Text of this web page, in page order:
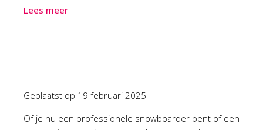
Lees meer
Geplaatst op 19 februari 2025
Of je nu een professionele snowboarder bent of een